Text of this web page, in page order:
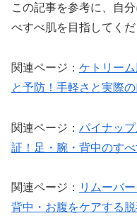
この記事を参考に、自
べすべ肌を目指してくだ
関連ページ： ケトリー
と予防！手軽さと実際
関連ページ： パイナッ
証！足・腕・背中のす
関連ページ： リムーバ
背中・お腹をケアする